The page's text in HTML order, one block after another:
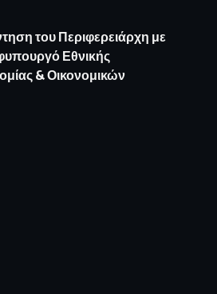
του Περιφερειάρχη με
Εθνικής
& Οικονομικών